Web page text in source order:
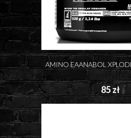
AMINO EAANABOL
85 zł